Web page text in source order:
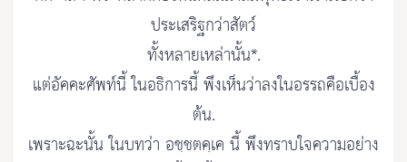
ประเสริฐกว่าสัตว์
ทั้งหลายเหล่านั้น*.
แต่อัคคะศัพท์นี้ ในอธิการนี้ พึงเห็นว่าลงในอรรถคือเบื้อง
ต้น.
เพราะฉะนั้น ในบทว่า อชฺชตคฺเค นี้ พึงทราบใจความอย่าง